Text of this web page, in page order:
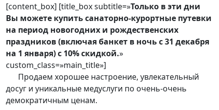
[content_box] [title_box subtitle=»Только в эти дни
Вы можете купить санаторно-курортные путевки
на период новогодних и рождественских
праздников (включая банкет в ночь с 31 декабря
на 1 января) с 10% скидкой.»
custom_class=»main_title»]
Продаем хорошее настроение, увлекательный
досуг и уникальные медуслуги по очень-очень
демократичным ценам.